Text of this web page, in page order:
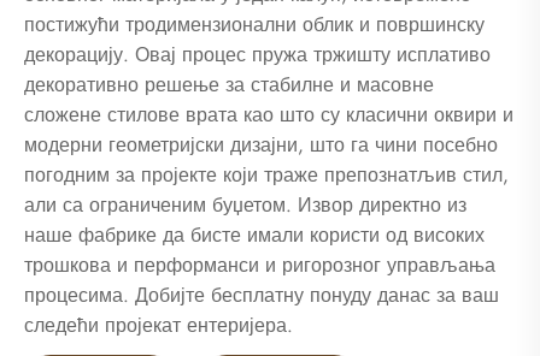
постижући тродимензионални облик и површинску
декорацију. Овај процес пружа тржишту исплативо
декоративно решење за стабилне и масовне
сложене стилове врата као што су класични оквири и
модерни геометријски дизајни, што га чини посебно
погодним за пројекте који траже препознатљив стил,
али са ограниченим буџетом. Извор директно из
наше фабрике да бисте имали користи од високих
трошкова и перформанси и ригорозног управљања
процесима. Добијте бесплатну понуду данас за ваш
следећи пројекат ентеријера.